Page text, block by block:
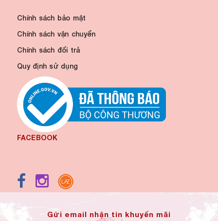
Chính sách bảo mật
Chính sách vận chuyển
Chính sách đổi trả
Quy định sử dụng
FACEBOOK
Gửi email nhận tin khuyến mãi